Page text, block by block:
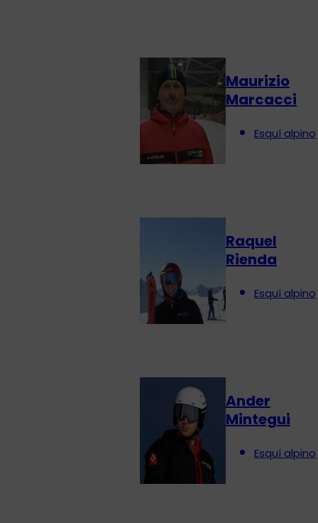
Maurizio
Marcacci
Esquí alpino
Raquel
Rienda
Esquí alpino
Ander
Mintegui
Esquí alpino